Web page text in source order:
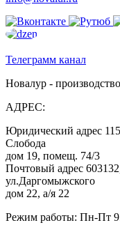
Телеграмм канал
Новалур -
АДРЕС:
Юридический адрес
Слобода
дом 19, помещ. 74/3
Почтовый адрес
ул.Даргомыжского
дом 22, а/я 22
Режим работы: Пн-Пт